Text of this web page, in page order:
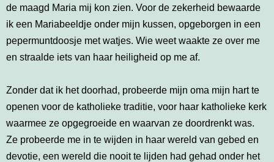
de maagd Maria mij kon zien. Voor de zekerheid bewaarde
ik een Mariabeeldje onder mijn kussen, opgeborgen in een
pepermuntdoosje met watjes. Wie weet waakte ze over me
en straalde iets van haar heiligheid op me af.
Zonder dat ik het doorhad, probeerde mijn oma mijn hart te
openen voor de katholieke traditie, voor haar katholieke kerk
waarmee ze opgegroeide en waarvan ze doordrenkt was.
Ze probeerde me in te wijden in haar wereld van gebed en
devotie, een wereld die nooit te lijden had gehad onder het